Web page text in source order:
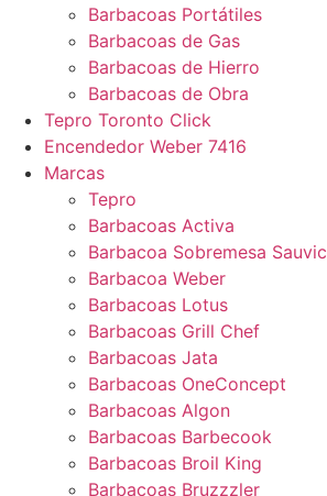
Barbacoas Portátiles
Barbacoas de Gas
Barbacoas de Hierro
Barbacoas de Obra
Tepro Toronto Click
Encendedor Weber 7416
Marcas
Tepro
Barbacoas Activa
Barbacoa Sobremesa Sauvic
Barbacoa Weber
Barbacoas Lotus
Barbacoas Grill Chef
Barbacoas Jata
Barbacoas OneConcept
Barbacoas Algon
Barbacoas Barbecook
Barbacoas Broil King
Barbacoas Bruzzzler